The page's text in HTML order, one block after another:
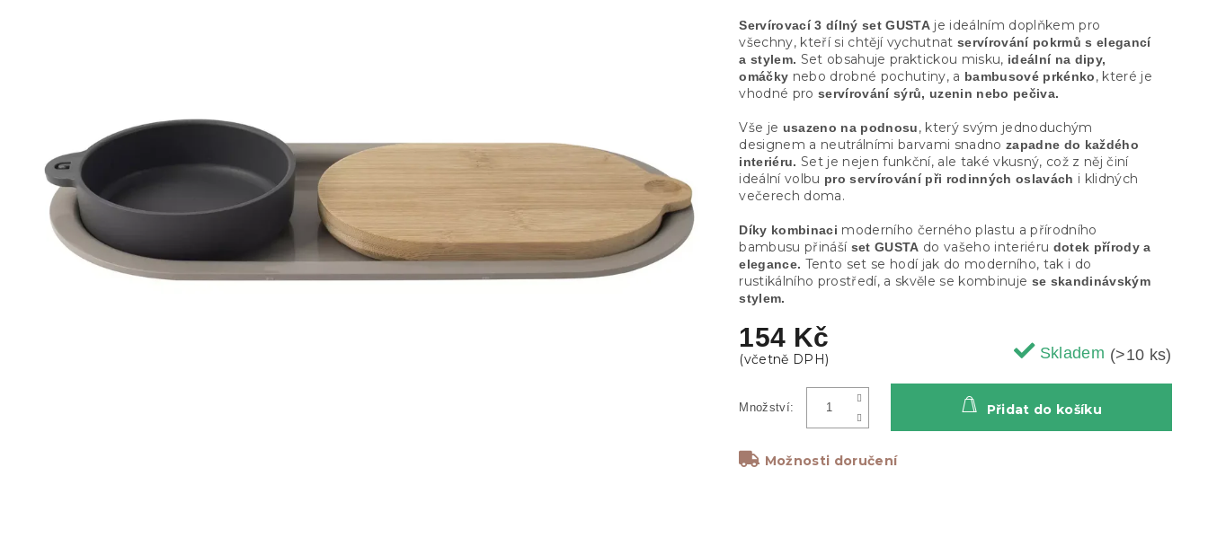
154 Kč
Skladem (>10 ks)
Možnosti doručení
Přidat do košíku
Servírovací 3 dílný set GUSTA je ideálním doplňkem pro
všechny, kteří si chtějí vychutnatservírování pokrmů s elegancí
a stylem. Set obsahuje praktickou misku, ideální na dipy,
omáčky nebo drobné pochutiny, a bambusové prkénko, které je
vhodné pro servírování sýrů, uzenin nebo pečiva.
Vše je usazeno na podnosu, který svým jednoduchým
designem a neutrálními barvami snadnozapadne do každého
interiéru. Set je nejen funkční, ale také vkusný, což z něj činí
ideální volbu pro servírování při rodinných oslavách i klidných
večerech doma.
Díky kombinaci moderního černého plastu a přírodního
bambusu přináší set GUSTA do vašeho interiéru dotek přírody a
elegance. Tento set se hodí jak do moderního, tak i do
rustikálního prostředí, a skvěle se kombinuje se skandinávským
stylem.